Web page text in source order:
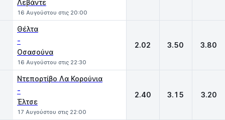
Λεβάντε
16 Αυγούστου στις 20:00
Θέλτα
-
Οσασούνα
16 Αυγούστου στις 22:30
2.02 3.50 3.80
Ντεπορτίβο Λα Κορούνια
-
Έλτσε
17 Αυγούστου στις 22:00
2.40 3.15 3.20